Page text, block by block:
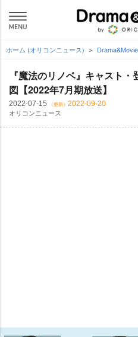
ホーム (オリコンニュース)
『魔法のリノベ』キャスト
図【2022年7月期放送】
2022-07-15 （更新） 2022-09-20
オリコンニュース